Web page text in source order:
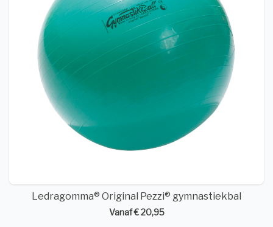
Ledragomma® Original Pezzi® gymnastiekbal
Vanaf € 20,95